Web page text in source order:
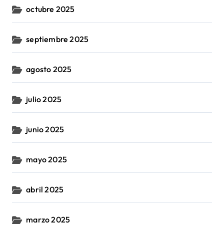
octubre 2025
septiembre 2025
agosto 2025
julio 2025
junio 2025
mayo 2025
abril 2025
marzo 2025